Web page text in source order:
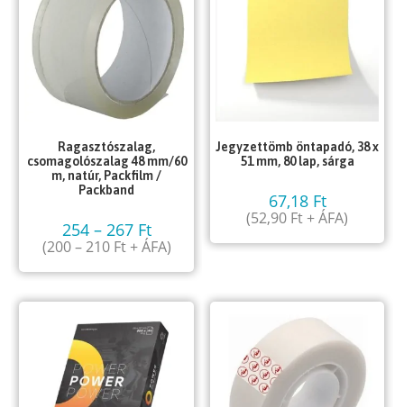
Ragasztószalag,
csomagolószalag 48 mm/60
m, natúr, Packfilm /
Packband
254 – 267 Ft
(200–210 Ft+ ÁFA)
Jegyzettömb öntapadó, 38 x
51 mm, 80 lap, sárga
67,18 Ft
(52,90 Ft+ ÁFA)